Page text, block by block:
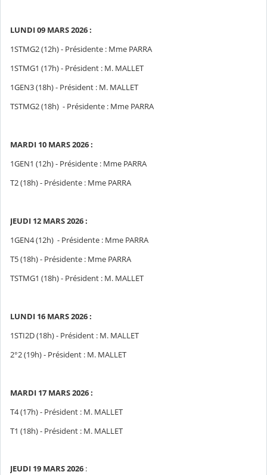
LUNDI 09 MARS 2026 :
1STMG2 (12h) - Présidente : Mme PARRA
1STMG1 (17h) - Président : M. MALLET
1GEN3 (18h) - Président : M. MALLET
TSTMG2 (18h) - Présidente : Mme PARRA
MARDI 10 MARS 2026 :
1GEN1 (12h) - Présidente : Mme PARRA
T2 (18h) - Présidente : Mme PARRA
JEUDI 12 MARS 2026 :
1GEN4 (12h) - Présidente : Mme PARRA
T5 (18h) - Présidente : Mme PARRA
TSTMG1 (18h) - Président : M. MALLET
LUNDI 16 MARS 2026 :
1STI2D (18h) - Président : M. MALLET
2°2 (19h) - Président : M. MALLET
MARDI 17 MARS 2026 :
T4 (17h) - Président : M. MALLET
T1 (18h) - Président : M. MALLET
JEUDI 19 MARS 2026 :